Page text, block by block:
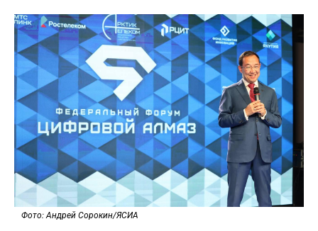
Фото: Андрей Сорокин/ЯСИА